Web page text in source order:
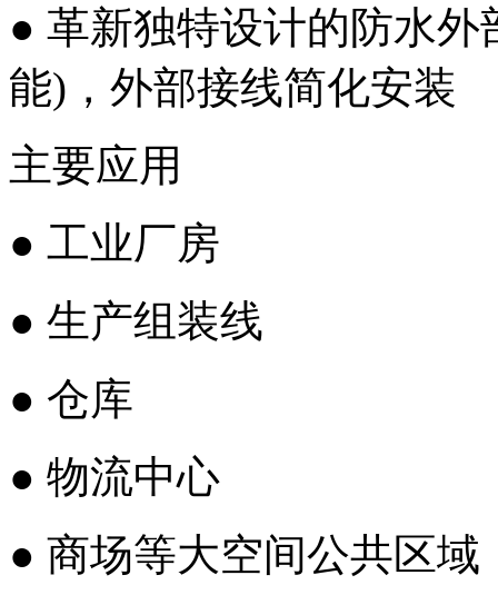
● 革新独特设计的防水
能)，外部接线简化安装
主要应用
● 工业厂房
● 生产组装线
● 仓库
● 物流中心
● 商场等大空间公共区域